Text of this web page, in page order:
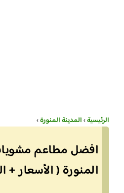
الرئيسية›المدينة المنورة›
افضل مطاعم
المنورة ( الأسعار +